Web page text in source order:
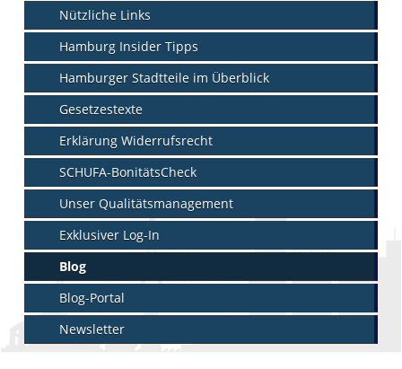
Nützliche Links
Hamburg Insider Tipps
Hamburger Stadtteile im Überblick
Gesetzestexte
Erklärung Widerrufsrecht
SCHUFA-BonitätsCheck
Unser Qualitätsmanagement
Exklusiver Log-In
Blog
Blog-Portal
Newsletter